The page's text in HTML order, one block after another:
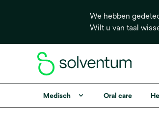
We hebben
Wilt u van taal
Medisch Oral care